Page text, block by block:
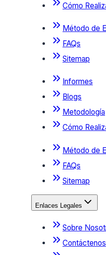
Cómo
Método de
FAQs
Sitemap
Informes
Blogs
Metodología
Cómo
Método de
FAQs
Sitemap
Enlaces Legales
Sobre
Contáctenos